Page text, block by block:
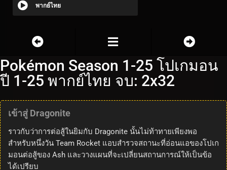
พากย์ไทย
Pokémon Season 1-25 โปเกมอน
ปี 1-25 พากย์ไทย จบ: 2x32
เข้าสู่ Dragonite
ราวกับว่าการต่อสู้ในยิมกับ Dragonite นั้นไม่ท้าทายเพียงพอ
สำหรับหนึ่งวัน Team Rocket แอบสำรวจสถานะที่อ่อนแอของโปเก
มอนต่อสู้ของ Ash และวางแผนที่จะเปลี่ยนสถานการณ์ให้เป็นข้อ
ได้เปรียบ